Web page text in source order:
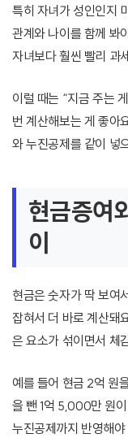
특히 자녀가 성인인지
관계와 나이를 함께 봐
자녀보다 훨씬 빨리 과
이럴 때는 “지금 주는
번 계산해보는 게 좋아
와 누진공제를 같이 넣
현금증여
이
현금은 숫자가 딱 보여
잡혀서 더 바로 계산돼
은 요소가 섞이면서 체
예를 들어 현금 2억 원
을 뺀 1억 5,000만 원
누진공제까지 반영해